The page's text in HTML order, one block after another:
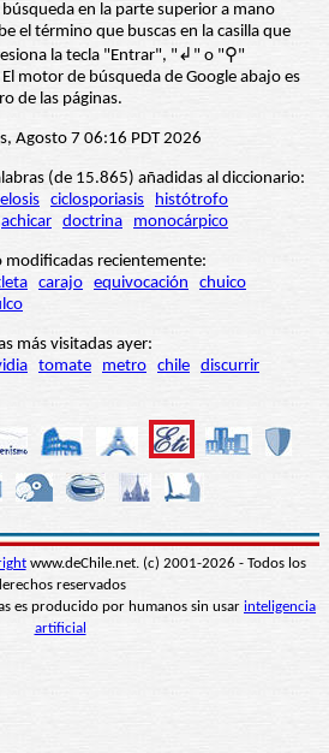
en la parte superior a mano
el término que buscas en la casilla que
la tecla "Entrar", "↲" o "⚲"
motor de búsqueda de Google abajo es
de las páginas.
Agosto 7 06:16 PDT 2026
(de 15.865) añadidas al diccionario:
ciclosporiasis
histótrofo
achicar doctrina monocárpico
modificadas recientemente:
carajo equivocación
chuico
más visitadas ayer:
tomate metro chile discurrir
www.deChile.net. (c) 2001-2026 - Todos los
reservados
es producido por humanos sin usar inteligencia
artificial